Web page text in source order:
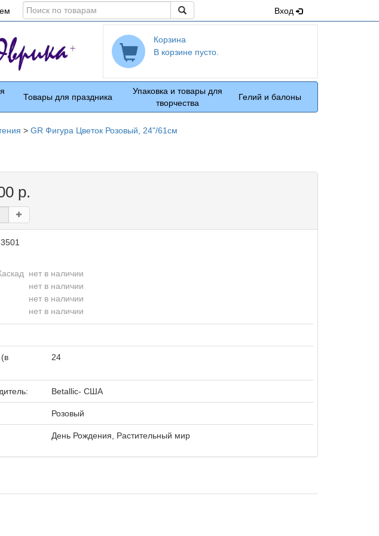
Поиск
товарам
Вход
Корзина
В корзине пусто.
Товары для праздника
Упаковка и товары для
творчества
Гелий и балоны
> GR Фигура Цветок Розовый, 24"/61см
р.
нет в наличии
нет в наличии
нет в наличии
нет в наличии
24
Betalliс- США
Розовый
День Рождения, Растительный мир